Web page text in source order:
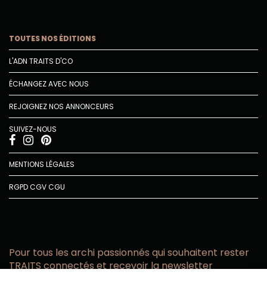
TOUTES NOS ÉDITIONS
L'ADN TRAITS D'CO
ÉCHANGEZ AVEC NOUS
REJOIGNEZ NOS ANNONCEURS
SUIVEZ-NOUS
MENTIONS LÉGALES
RGPDCGVCGU
Pour tous les archi passionnés qui souhaitent rester
TRAITS connectés et recevoir la newsletter